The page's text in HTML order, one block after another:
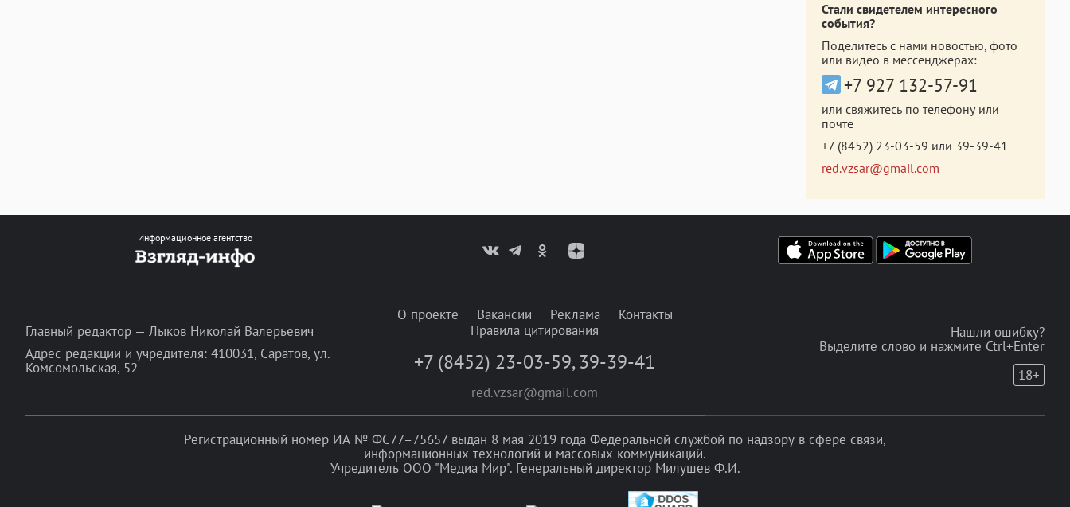
Стали свидетелем интересного
события?
Поделитесь с нами новостью, фото
или видео в мессенджерах:
+7 927 132-57-91
или свяжитесь по телефону или
почте
+7 (8452) 23-03-59 или 39-39-41
red.vzsar@gmail.com
Информационное агентство
Главный редактор — Лыков Николай Валерьевич
Адрес редакции и учредителя: 410031, Саратов, ул.
Комсомольская, 52
О проекте Вакансии Реклама
Контакты
Правила цитирования
+7 (8452) 23-03-59, 39-39-41
red.vzsar@gmail.com
Нашли ошибку?
Выделите слово и нажмите Ctrl+Enter
18+
Регистрационный номер ИА № ФС77–75657 выдан 8 мая 2019 года Федеральной службой по надзору в сфере связи,
информационных технологий и массовых коммуникаций.
Учредитель ООО "Медиа Мир". Генеральный директор Милушев Ф.И.